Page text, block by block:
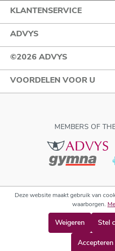
KLANTENSERVICE
ADVYS
©2026 ADVYS
VOORDELEN VOOR U
MEMBERS OF
Deze website maakt gebruik van
waarborgen.
Weigeren Stel